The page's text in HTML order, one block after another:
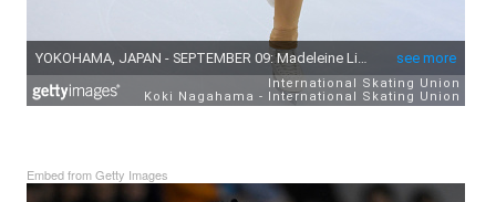
Embed from Getty Images